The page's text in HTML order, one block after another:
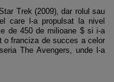
Trek (2009), dar rolul sau
care l-a propulsat la nivel
de 450 de milioane $ si i-a
o franciza de succes a celor
The Avengers, unde l-a